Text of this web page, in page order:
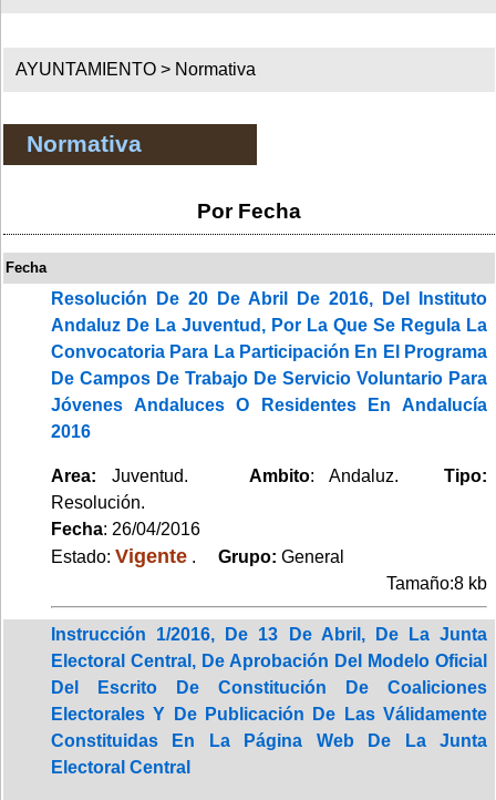
AYUNTAMIENTO > Normativa
Normativa
Por Fecha
Fecha
Resolución De 20 De Abril De 2016, Del Instituto
Andaluz De La Juventud, Por La Que Se Regula La
Convocatoria Para La Participación En El Programa
De Campos De Trabajo De Servicio Voluntario Para
Jóvenes Andaluces O Residentes En Andalucía
2016
Area: Juventud. Ambito: Andaluz.Tipo:
Resolución.
Fecha: 26/04/2016
Estado: Vigente . Grupo: General
Tamaño:8 kb
Instrucción 1/2016, De 13 De Abril, De La Junta
Electoral Central, De Aprobación Del Modelo Oficial
Del Escrito De Constitución De Coaliciones
Electorales Y De Publicación De Las Válidamente
Constituidas En La Página Web De La Junta
Electoral Central